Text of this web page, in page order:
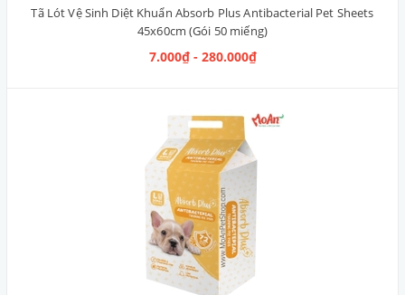
Tã Lót Vệ Sinh Diệt Khuẩn Absorb Plus Antibacterial Pet Sheets
45x60cm (Gói 50 miếng)
7.000₫ - 280.000₫